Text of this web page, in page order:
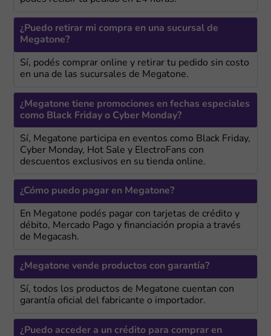
¿Puedo retirar mi compra en una sucursal de
Megatone?
Sí, podés comprar online y retirar tu pedido sin costo
en una de las sucursales de Megatone.
¿Megatone tiene promociones en fechas especiales
como Black Friday o Cyber Monday?
Sí, Megatone participa en eventos como Black Friday,
Cyber Monday, Hot Sale y ElectroFans con
descuentos exclusivos en su tienda online.
¿Cómo puedo pagar en Megatone?
En Megatone podés pagar con tarjetas de crédito y
débito, Mercado Pago y financiación propia a través
de Megacash.
¿Megatone vende productos con garantía?
Sí, todos los productos de Megatone cuentan con
garantía oficial del fabricante o importador.
¿Puedo acceder a un crédito para comprar en